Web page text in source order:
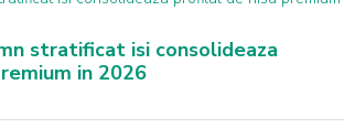
stratificat isi consolideaza
in 2026